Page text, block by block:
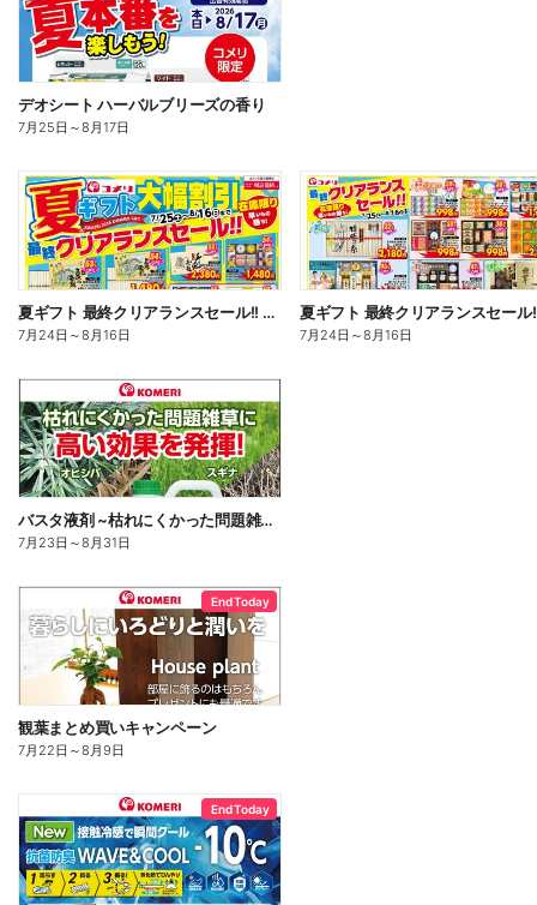
デオシート ハーバルブリーズの香り
7月25日 ～8月17日
夏ギフト 最終クリアランスセール!! オモテ
7月24日 ～8月16日 7月24日 ～8月16日
バスタ液剤 ~枯れにくかった問題雑草に高い効果を発揮!~
7月23日 ～8月31日
End Today
観葉まとめ買いキャンペーン
7月22日 ～8月9日
End Today